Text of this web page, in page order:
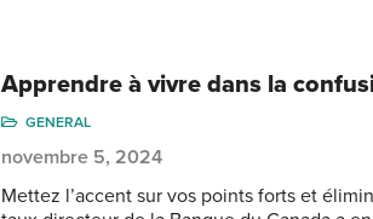
Apprendre à vivre dans la
GENERAL
novembre 5, 2024
Mettez l’accent sur vos points forts et